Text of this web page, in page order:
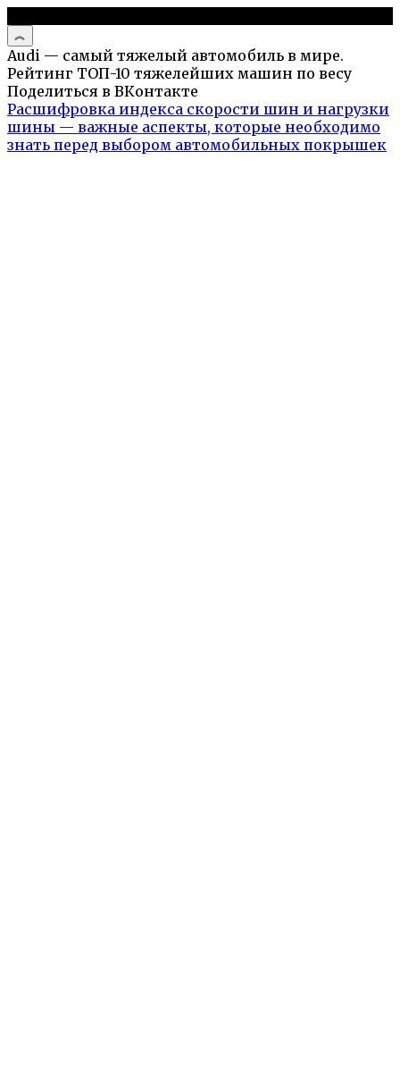
Audi — самый тяжелый автомобиль в мире.
Рейтинг ТОП-10 тяжелейших машин по весу
Поделиться в ВКонтакте
Расшифровка индекса скорости шин и нагрузки
шины — важные аспекты, которые необходимо
знать перед выбором автомобильных покрышек